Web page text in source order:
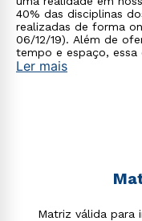
40% das disciplinas
realizadas de forma
06/12/19). Além de
tempo e espaço,
no processo de
Ler mais
Matriz válida para